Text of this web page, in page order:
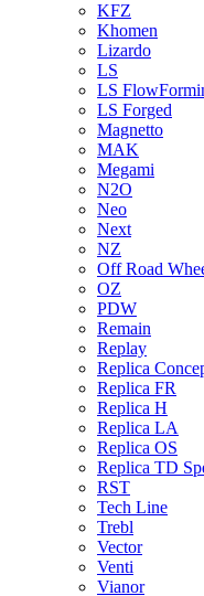
KFZ
Khomen
Lizardo
LS
LS
LS Forged
Magnetto
MAK
Megami
N2O
Neo
Next
NZ
Off Road
OZ
PDW
Remain
Replay
Replica
Replica FR
Replica H
Replica LA
Replica OS
Replica TD
RST
Tech Line
Trebl
Vector
Venti
Vianor